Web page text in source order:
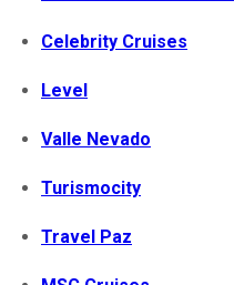
Celebrity Cruises
Level
Valle Nevado
Turismocity
Travel Paz